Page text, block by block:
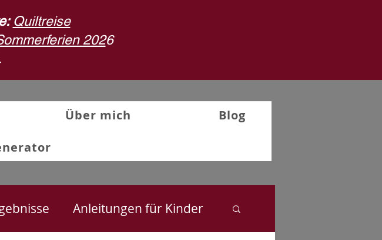
Quiltreise
2026
Über mich Blog
Anleitungen für Kinder